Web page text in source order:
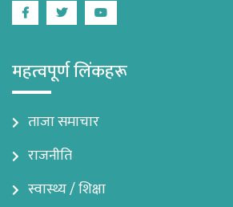
FacebookTwitterYoutube
महत्वपूर्ण लिंकहरू
ताजा समाचार
राजनीति
स्वास्थ्य / शिक्षा